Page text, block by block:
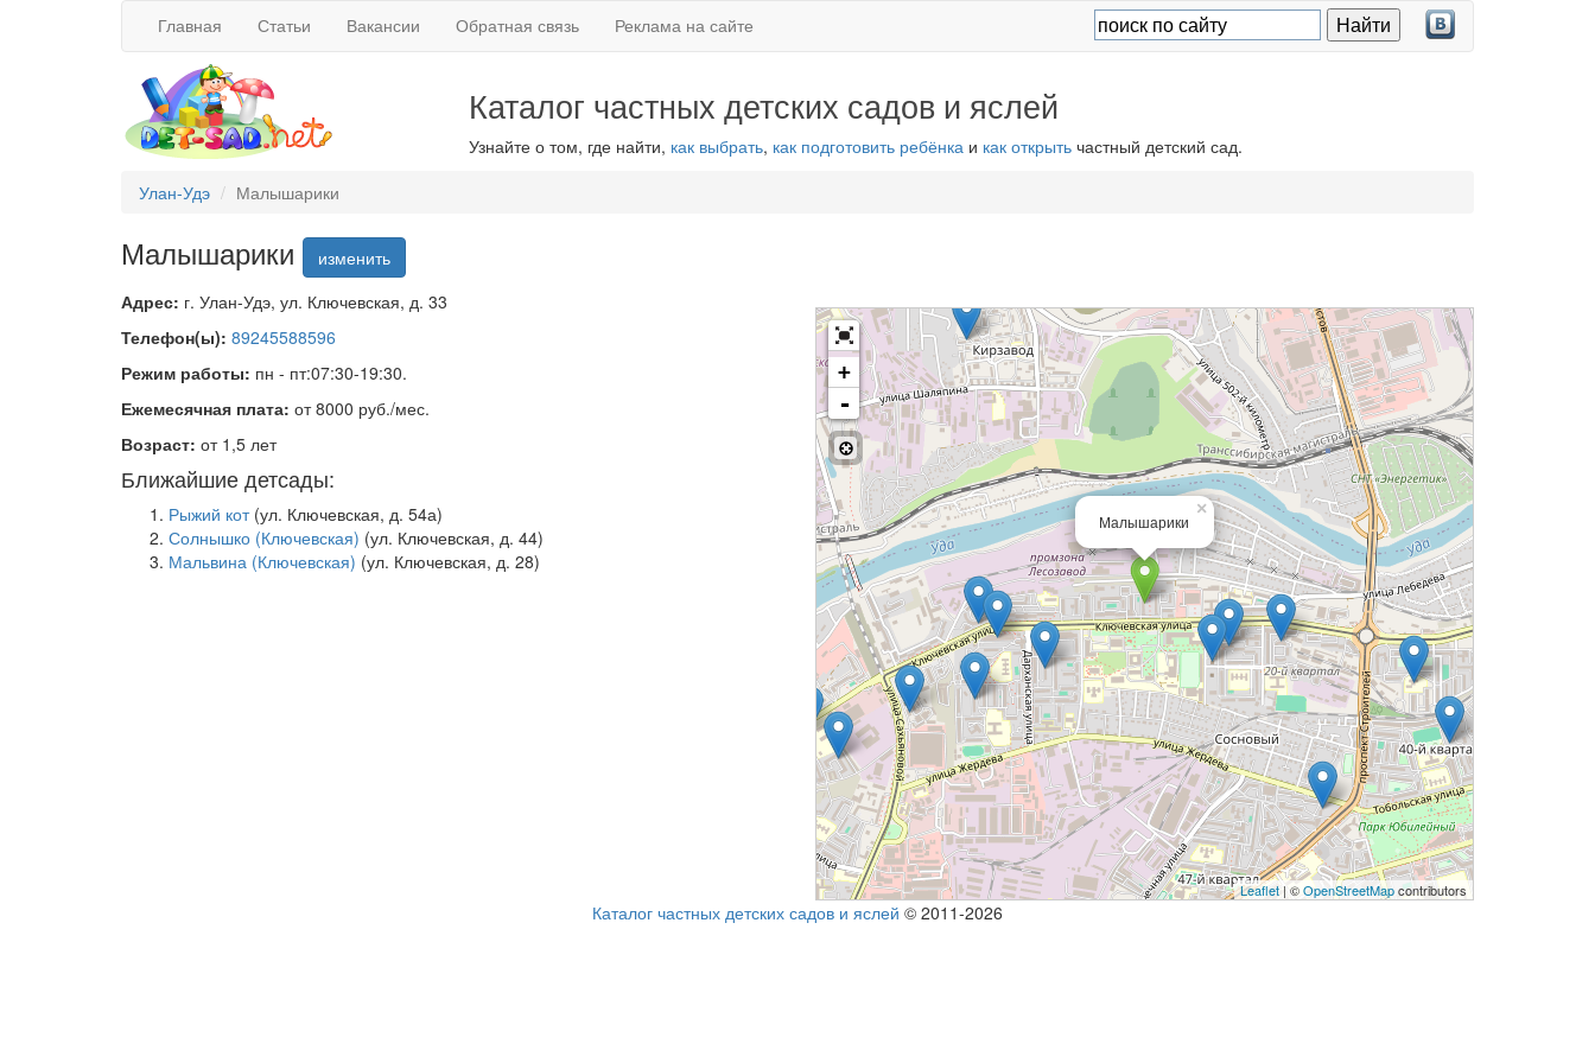
Главная Статьи Вакансии Обратная связь Реклама на сайте
Каталог частных детских садов и яслей
Узнайте о том, где найти, как выбрать, как подготовить ребёнкаи как открытьчастный детский сад.
Улан-Удэ
Малышарики
Малышарики
изменить
Адрес: г. Улан-Удэ, ул. Ключевская, д. 33
Телефон(ы): 89245588596
Режим работы: пн - пт:07:30-19:30.
Ежемесячная плата: от 8000 руб./мес.
Возраст: от 1,5 лет
Ближайшие детсады:
Рыжий кот(ул. Ключевская, д. 54а)
Солнышко (Ключевская) (ул. Ключевская, д. 44)
Мальвина (Ключевская) (ул. Ключевская, д. 28)
×
Малышарики
+
-
Leaflet | ©OpenStreetMapcontributors
Каталог частных детских садов и яслей © 2011-2026